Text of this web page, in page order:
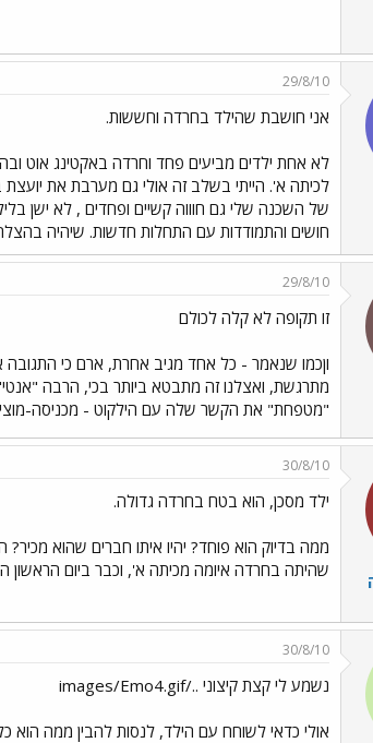
29/8/10
אני חושבת שהילד בחרדה וחששות.
לא אחת ילדים מביעים פחד וחרדה באקטינג אוט
לכיתה א'. הייתי בשלב זה אולי גם מערבת את
של השכנה שלי גם חוווה קשיים ופחדים , לא ישן
חושים והתמודדות עם התחלות חדשות. שיהיה
29/8/10
זו תקופה לא קלה לכולם
וןכמו שנאמר - כל אחד מגיב אחרת, ארם כי
מתרגשת, ואצלנו זה מתבטא ביותר בכי, הרבה
"מטפחת" את הקשר שלה עם הילקוט - מכניסה-
30/8/10
ילד מסכן, הוא בטח בחרדה גדולה.
ממה בדיוק הוא פוחד? יהיו איתו חברים שהוא
שהיתה בחרדה איומה מכיתה א', וכבר ביום הראשון
30/8/10
נשמע לי קצת קיצוני ../images/Emo4.gif
אולי כדאי לשוחח עם הילד, לנסות להבין ממה הוא